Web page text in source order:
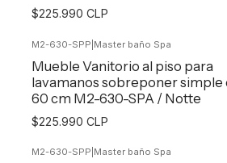
$225.990 CLP
M2-630-SPP Master baño Spa
Mueble Vanitorio al piso para
lavamanos sobreponer simple
60 cm M2-630-SPA / Notte
$225.990 CLP
M2-630-SPP Master baño Spa